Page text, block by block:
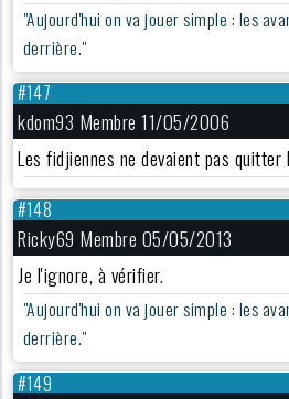
"Aujourd'hui on va jouer simple : les
derrière."
#147
kdom93 Membre 11/05/2006
Les fidjiennes ne devaient pas quitter
#148
Ricky69 Membre 05/05/2013
Je l'ignore, à vérifier.
"Aujourd'hui on va jouer simple : les
derrière."
#149